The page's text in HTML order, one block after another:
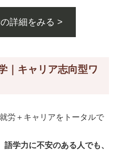
詳細をみる >
｜キャリア志向型ワ
労＋キャリアをトータルで
語学力に不安のある人でも、